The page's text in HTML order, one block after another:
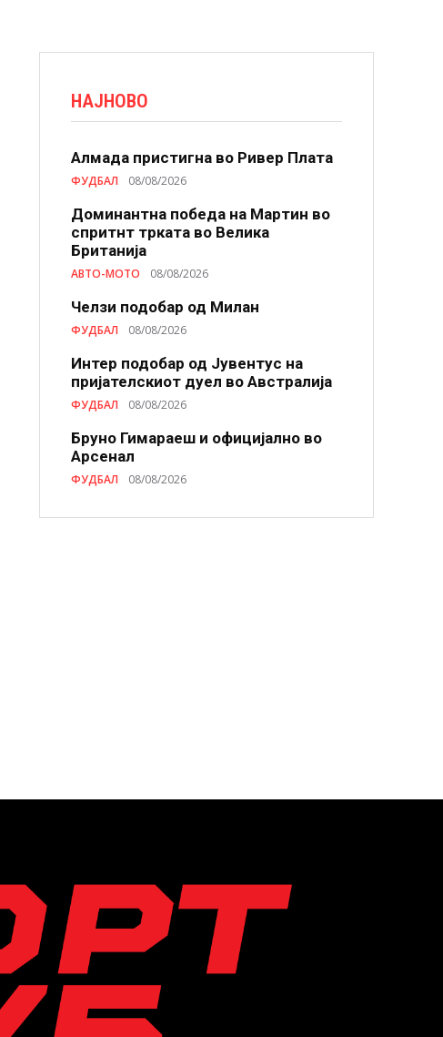
НАЈНОВО
Алмада пристигна во Ривер Плата
ФУДБАЛ 08/08/2026
Доминантна победа на Мартин во
спритнт трката во Велика
Британија
АВТО-МОТО 08/08/2026
Челзи подобaр од Милан
ФУДБАЛ 08/08/2026
Интер подобар од Јувентус на
пријателскиот дуел во Австралија
ФУДБАЛ 08/08/2026
Бруно Гимараеш и официјално во
Арсенал
ФУДБАЛ 08/08/2026